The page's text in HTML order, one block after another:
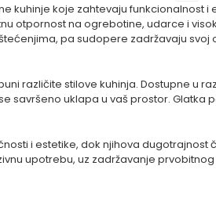
kuhinje koje zahtevaju funkcionalnost i
otpornost na ogrebotine, udarce i
pa sudopere zadržavaju svoj
različite stilove kuhinja. Dostupne u
savršeno uklapa u vaš prostor. Glatka
i estetike, dok njihova dugotrajnost
upotrebu, uz zadržavanje